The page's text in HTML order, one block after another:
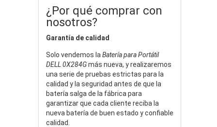
¿Por qué comprar con
nosotros?
Garantía de calidad
Solo vendemos la Batería para Portátil
DELL 0X284Gmás nueva, y realizaremos
una serie de pruebas estrictas para la
calidad y la seguridad antes de que la
batería salga de la fábrica para
garantizar que cada cliente reciba la
nueva batería de buen estado y confiable
calidad.